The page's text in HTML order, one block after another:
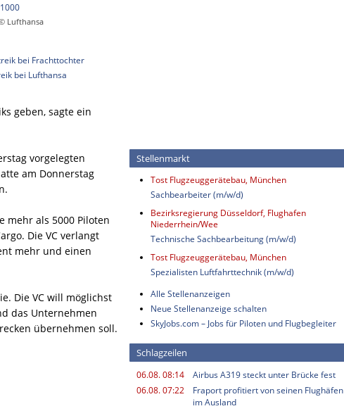
Lufthansa
bei Frachttochter
bei Lufthansa
geben, sagte ein
vorgelegten
am Donnerstag
mehr als 5000 Piloten
Die VC verlangt
mehr und einen
Die VC will möglichst
das Unternehmen
übernehmen soll.
Stellenmarkt
Tost Flugzeuggerätebau, München
Sachbearbeiter (m/w/d)
Bezirksregierung Düsseldorf, Flughafen
Niederrhein/Wee
Technische Sachbearbeitung (m/w/d)
Tost Flugzeuggerätebau, München
Spezialisten Luftfahrttechnik (m/w/d)
Alle Stellenanzeigen
Neue Stellenanzeige schalten
SkyJobs.com – Jobs für Piloten und Flugbegleiter
Schlagzeilen
06.08. 08:14
Airbus A319 steckt unter Brücke fest
06.08. 07:22
Fraport profitiert von seinen Flughäfen
im Ausland